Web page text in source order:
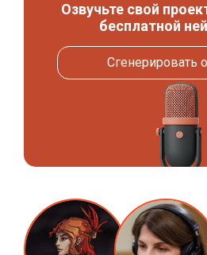
Озвучьте свой
бесплатной
Сгенерировать